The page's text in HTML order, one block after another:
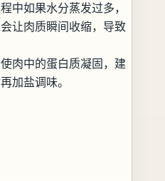
中如果水分蒸发过多，
让肉质瞬间收缩，导致
肉中的蛋白质凝固，建
加盐调味。